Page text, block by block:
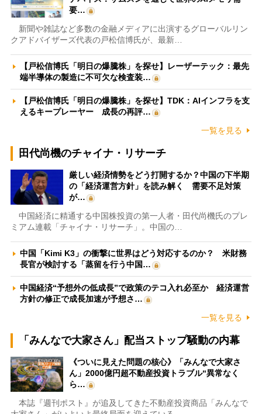
要…
新聞や雑誌など多数の金融メディアに出演するグローバルリン
クアドバイザーズ代表の戸松信博氏が、最新…
【戸松信博氏「明日の爆騰株」を探せ】レーザーテック：最先
端半導体の製造に不可欠な検査装…
【戸松信博氏「明日の爆騰株」を探せ】TDK：AIインフラを支
えるキープレーヤー 成長の再評…
一覧を見る
田代尚機のチャイナ・リサーチ
厳しい経済情勢をどう打開するか？中国の下半期
の「経済運営方針」を読み解く 需要不足対策
が…
中国経済に精通する中国株投資の第一人者・田代尚機氏のプレ
ミアム連載「チャイナ・リサーチ」。中国の…
中国「Kimi K3」の衝撃に世界はどう対応するのか？ 米財務
長官が検討する「蒸留を行う中国…
中国経済“予想外の低成長”で政策のテコ入れ必至か 経済運営
方針の修正で成長加速が予想さ…
一覧を見る
「みんなで大家さん」配当ストップ騒動の内幕
《ついに見えた問題の核心》「みんなで大家さ
ん」2000億円超不動産投資トラブル“異常なく
ら…
本誌『週刊ポスト』が追及してきた不動産投資商品「みんなで